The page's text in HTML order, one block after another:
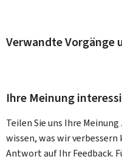
Verwandte Vorgänge
Ihre Meinung
Teilen Sie uns Ihre
wissen, was wir
Antwort auf Ihr Feedback.